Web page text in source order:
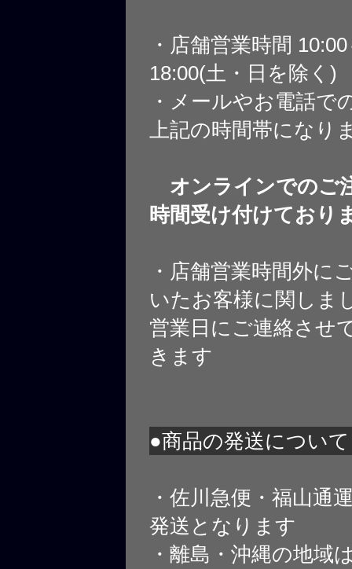
・店舗営業時間
18:00(土・日を除く)
・メールやお電話で
上記の時間帯になり
オンラインでのご
時間受け付けており
・店舗営業時間外に
いたお客様に関しま
営業日にご連絡させ
きます
●商品の発送について
・佐川急便・福山通
発送となります
・離島・沖縄の地域